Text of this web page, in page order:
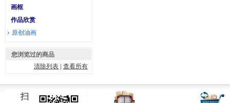
画框
作品欣赏
原创油画
您浏览过的商品
清除列表 |查看所有